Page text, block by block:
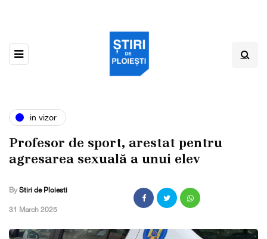
in vizor
Profesor de sport, arestat pentru
agresarea sexuală a unui elev
By Stiri de Ploiesti
,31 March 2025